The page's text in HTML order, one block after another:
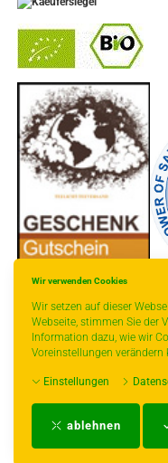
Wir verwenden Cookies
Wir setzen auf dieser
Webseite, stimmen Sie der
Information dazu, wie wir
Voreinstellungen verändern
Einstellungen
ablehnen
* gilt für Lieferungen
entnehmen Sie bitte der
Impressum-AGB-Zahlungs-
Biozertifikat
Widerrufsrecht